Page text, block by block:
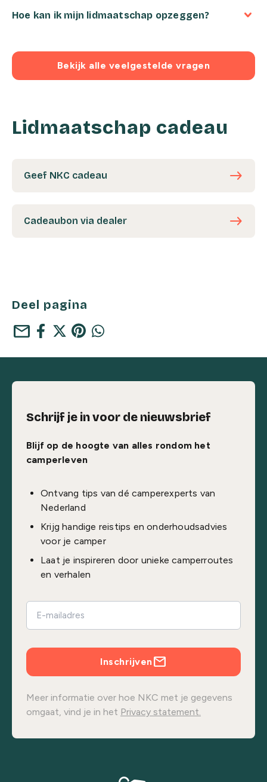
Hoe kan ik mijn lidmaatschap opzeggen?
Bekijk alle veelgestelde vragen
Lidmaatschap cadeau
east
Geef NKC cadeau
east
Cadeaubon via dealer
Deel pagina
mail
Schrijf je in voor de nieuwsbrief
Blijf op de hoogte van alles rondom het
camperleven
Ontvang tips van dé camperexperts van
Nederland
Krijg handige reistips en onderhoudsadvies
voor je camper
Laat je inspireren door unieke camperroutes
en verhalen
Inschrijven
Meer informatie over hoe NKC met je gegevens
omgaat, vind je in het Privacy statement.